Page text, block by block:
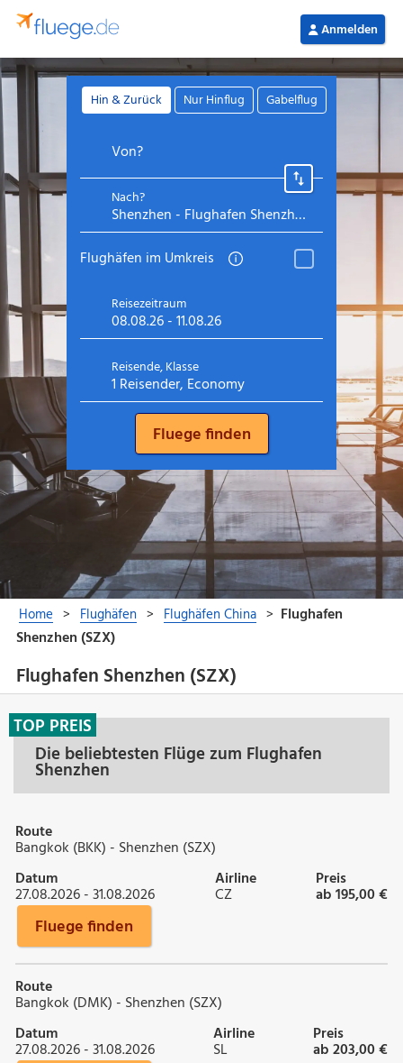
Flughafen Shenzhen (SZX)
Die beliebtesten Flüge zum Flughafen
Shenzhen
TOP PREIS
Route
Bangkok (BKK) - Shenzhen (SZX)
Datum
27.08.2026 - 31.08.2026
Airline
CZ
Preis
ab 195,00 €
Fluege finden
Route
Bangkok (DMK) - Shenzhen (SZX)
Datum
27.08.2026 - 31.08.2026
Airline
SL
Preis
ab 203,00 €